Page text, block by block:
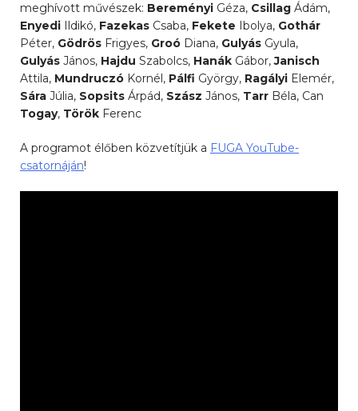
meghívott művészek: Bereményi Géza, Csillag Ádám,
Enyedi Ildikó, Fazekas Csaba, Fekete Ibolya, Gothár
Péter, Gödrös Frigyes, Groó Diana, Gulyás Gyula,
Gulyás János, Hajdu Szabolcs, Hanák Gábor,Janisch
Attila, Mundruczó Kornél, Pálfi György, Ragályi Elemér,
Sára Júlia, Sopsits Árpád, Szász János, Tarr Béla, Can
Togay, Török Ferenc
A programot élőben közvetítjük a FUGA YouTube-
csatornáján!